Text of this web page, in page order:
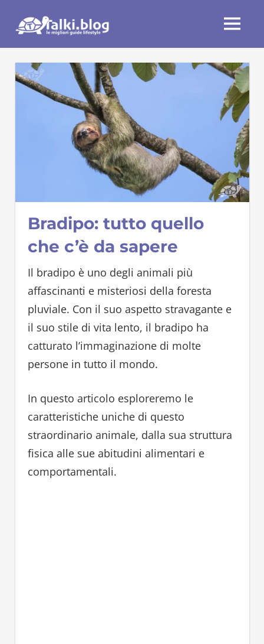
MENU
Bradipo: tutto quello
che c’è da sapere
Il bradipo è uno degli animali più
affascinanti e misteriosi della foresta
pluviale. Con il suo aspetto stravagante e
il suo stile di vita lento, il bradipo ha
catturato l’immaginazione di molte
persone in tutto il mondo.
In questo articolo esploreremo le
caratteristiche uniche di questo
straordinario animale, dalla sua struttura
fisica alle sue abitudini alimentari e
comportamentali.